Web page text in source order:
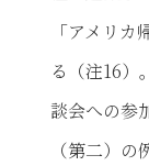
「アメリ
る（注16）
談会への参
（第二）